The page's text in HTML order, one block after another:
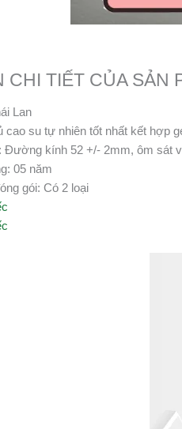
CHI TIẾT CỦA SẢN
Lan
cao su tự nhiên tốt nhất kết hợp
kính 52 +/- 2mm, ôm sát
05 năm
gói: Có 2 loại